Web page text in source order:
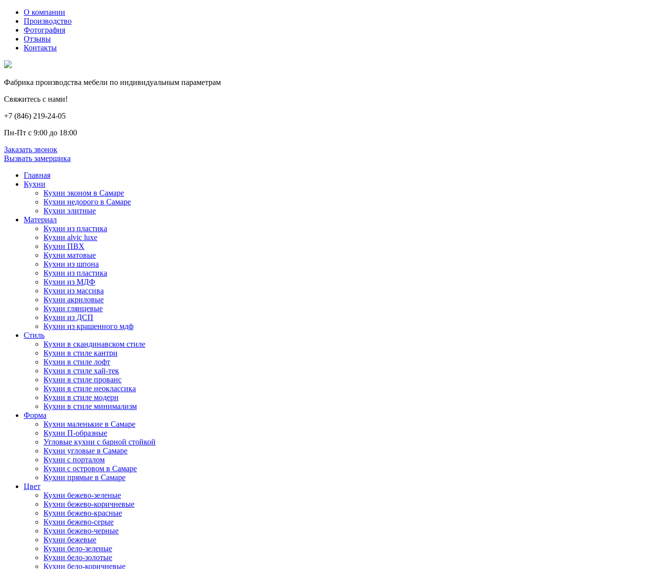
О компании
Производство
Фотография
Отзывы
Контакты
Фабрика производства мебели по индивидуальным параметрам
Свяжитесь с нами!
+7 (846) 219-24-05
Пн-Пт с 9:00 до 18:00
Заказать звонок
Вызвать замерщика
Главная
Кухни
Кухни эконом в Самаре
Кухни недорого в Самаре
Кухни элитные
Материал
Кухни из пластика
Кухни alvic luxe
Кухни ПВХ
Кухни матовые
Кухни из шпона
Кухни из пластика
Кухни из МДФ
Кухни из массива
Кухни акриловые
Кухни глянцевые
Кухни из ДСП
Кухни из крашенного мдф
Стиль
Кухни в скандинавском стиле
Кухни в стиле кантри
Кухни в стиле лофт
Кухни в стиле хай-тек
Кухни в стиле прованс
Кухни в стиле неоклассика
Кухни в стиле модерн
Кухни в стиле минимализм
Форма
Кухни маленькие в Самаре
Кухни П-образные
Угловые кухни с барной стойкой
Кухни угловые в Самаре
Кухни с порталом
Кухни с островом в Самаре
Кухни прямые в Самаре
Цвет
Кухни бежево-зеленые
Кухни бежево-коричневые
Кухни бежево-красные
Кухни бежево-серые
Кухни бежево-черные
Кухни бежевые
Кухни бело-зеленые
Кухни бело-золотые
Кухни бело-коричневые